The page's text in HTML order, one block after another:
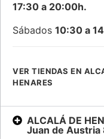
17:30 a 20:00h.
Sábados 10:30 a
VER TIENDAS EN
HENARES
ALCALÁ DE
Juan de Austria